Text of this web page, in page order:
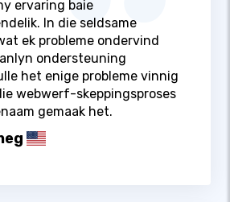
ervaring baie
In die seldsame
ek probleme ondervind
ondersteuning
het enige probleme vinnig
webwerf-skeppingsproses
gemaak het.